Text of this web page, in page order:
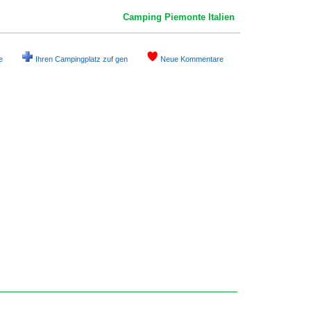
Camping Piemonte Italien
Ihren Campingplatz zuf gen Neue Kommentare